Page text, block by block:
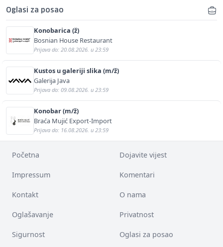
Oglasi za posao
Konobarica (ž)
Bosnian House Restaurant
Prijava do: 20.08.2026. u 23:59
Kustos u galeriji slika (m/ž)
Galerija Java
Prijava do: 09.08.2026. u 23:59
Konobar (m/ž)
Braća Mujić Export-Import
Prijava do: 16.08.2026. u 23:59
Početna Dojavite vijest
Impressum Komentari
Kontakt O nama
Oglašavanje Privatnost
Sigurnost Oglasi za posao